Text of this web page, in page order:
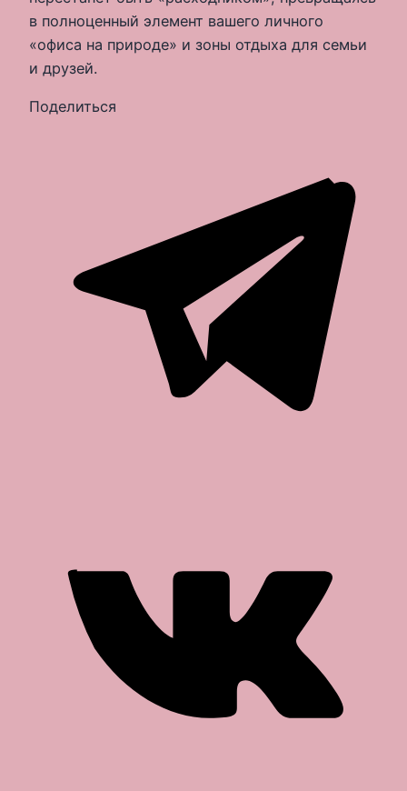
в полноценный элемент вашего личного
«офиса на природе» и зоны отдыха для семьи
и друзей.
Поделиться